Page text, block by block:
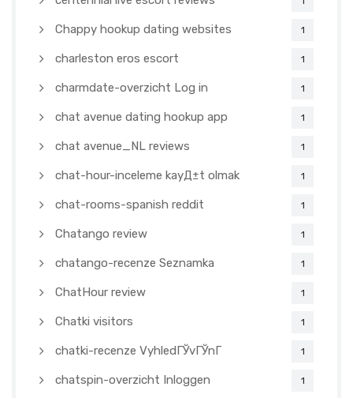
Chappy hookup dating websites 1
charleston eros escort 1
charmdate-overzicht Log in 1
chat avenue dating hookup app 1
chat avenue_NL reviews 1
chat-hour-inceleme kayД±t olmak 1
chat-rooms-spanish reddit 1
Chatango review 1
chatango-recenze Seznamka 1
ChatHour review 1
Chatki visitors 1
chatki-recenze VyhledГЎvГЎnГ­ 1
chatspin-overzicht Inloggen 1